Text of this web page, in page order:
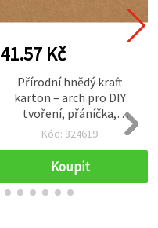
41.57 Kč
Přírodní hnědý kraft
karton – arch pro DIY
tvoření, přáníčka,
scrapbooking a obaly
cm, 1 arch
Kód: 824619
Koupit